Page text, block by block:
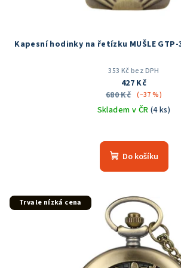
Kapesní hodinky na řetízku MUŠLE GTP-
353 Kč bez DPH
427 Kč
680 Kč (–37 %)
Skladem v ČR (4 ks)
hodnocení
produktu
5
hvězdiček.
Do košíku
Trvale nízká cena